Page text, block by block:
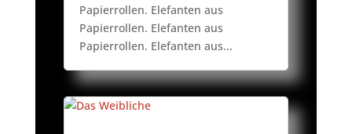
Papierrollen. Elefanten aus
Papierrollen. Elefanten aus
Papierrollen. Elefanten aus...